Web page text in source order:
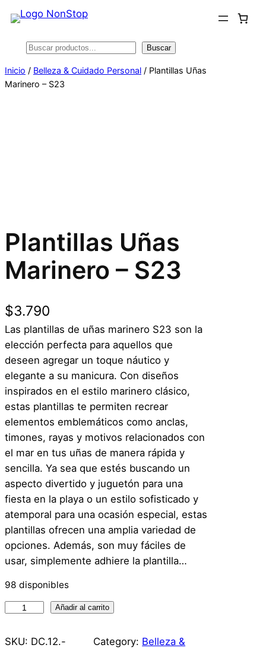
Saltar
contenido
Buscar Buscar
Inicio / Belleza & Cuidado Personal / Plantillas Uñas
Marinero – S23
Plantillas Uñas
Marinero – S23
$3.790
Las plantillas de uñas marinero S23 son la
elección perfecta para aquellos que
deseen agregar un toque náutico y
elegante a su manicura. Con diseños
inspirados en el estilo marinero clásico,
estas plantillas te permiten recrear
elementos emblemáticos como anclas,
timones, rayas y motivos relacionados con
el mar en tus uñas de manera rápida y
sencilla. Ya sea que estés buscando un
aspecto divertido y juguetón para una
fiesta en la playa o un estilo sofisticado y
atemporal para una ocasión especial, estas
plantillas ofrecen una amplia variedad de
opciones. Además, son muy fáciles de
usar, simplemente adhiere la plantilla…
98 disponibles
a
Añadir al carrito
SKU: DC.12.-
Category: Belleza &